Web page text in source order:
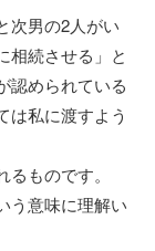
次男の2人がい
相続させる」と
認められている
は私に渡すよう
ものです。
う意味に理解い